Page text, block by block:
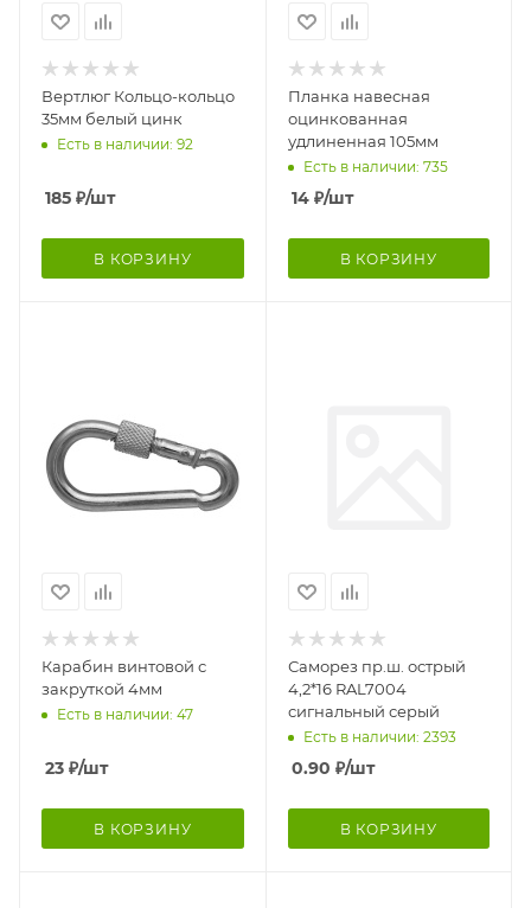
Вертлюг Кольцо-кольцо
35мм белый цинк
Есть в наличии: 92
185 ₽/шт
В КОРЗИНУ
Планка навесная
оцинкованная
удлиненная 105мм
Есть в наличии: 735
14₽/шт
В КОРЗИНУ
Карабин винтовой с
закруткой 4мм
Есть в наличии: 47
23 ₽/шт
В КОРЗИНУ
Саморез пр.ш. острый
4,2*16 RAL7004
сигнальный серый
Есть в наличии: 2393
0.90 ₽/шт
В КОРЗИНУ